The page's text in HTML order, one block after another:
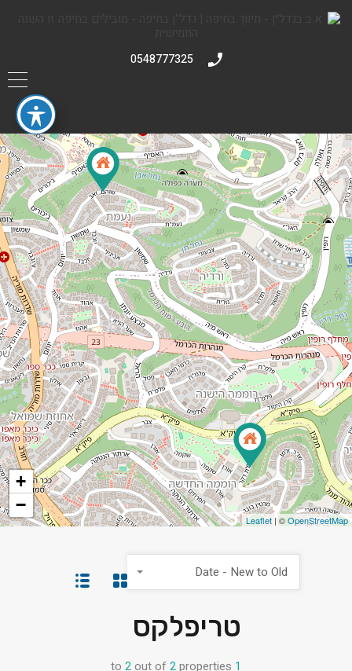
0548777325
+
−
Leaflet| ©OpenStreetMap
טריפלקס
1
to 2out of 2properties
Date - New to Old